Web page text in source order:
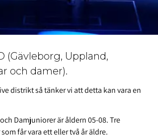
(Gävleborg, Uppland,
och damer).
distrikt så tänker vi att detta kan vara en
Damjuniorer är åldern 05-08. Tre
får vara ett eller två år äldre.